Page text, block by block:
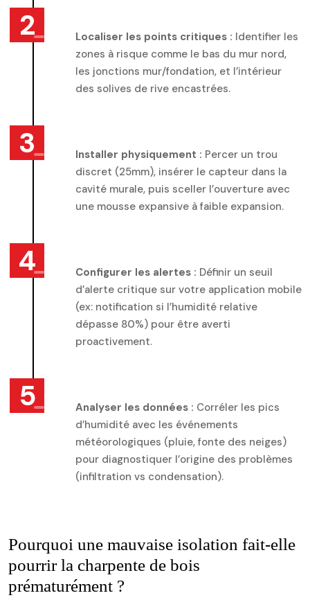
Localiser les points critiques : Identifier les
zones à risque comme le bas du mur nord,
les jonctions mur/fondation, et l’intérieur
des solives de rive encastrées.
Installer physiquement : Percer un trou
discret (25mm), insérer le capteur dans la
cavité murale, puis sceller l’ouverture avec
une mousse expansive à faible expansion.
Configurer les alertes : Définir un seuil
d’alerte critique sur votre application mobile
(ex: notification si l’humidité relative
dépasse 80%) pour être averti
proactivement.
Analyser les données : Corréler les pics
d’humidité avec les événements
météorologiques (pluie, fonte des neiges)
pour diagnostiquer l’origine des problèmes
(infiltration vs condensation).
Pourquoi une mauvaise isolation fait-elle
pourrir la charpente de bois
prématurément ?